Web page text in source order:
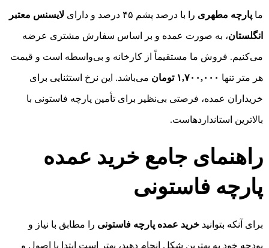
ما پارچه مطهری را با درصد پشم ۴۵ درصد و دارای لایسنس معتبر
انگلستان، به صورت عمده و بر اساس سفارش مشتری عرضه
می‌کنیم. فروش ما مستقیماً از کارخانه و بی‌واسطه است و قیمت
هر متر تنها ۱,۷۰۰,۰۰۰ تومان می‌باشد. این نرخ استثنایی برای
خریداران عمده، فرصتی بی‌نظیر برای تأمین پارچه فاستونی با
بالاترین استانداردهاست.
راهنمای جامع خرید عمده
پارچه فاستونی
برای آنکه بتوانید خرید عمده پارچه فاستونی را مطابق با نیاز و
بودجه خود به بهترین شکل انجام دهید، بهتر است ابتدا با اصول و